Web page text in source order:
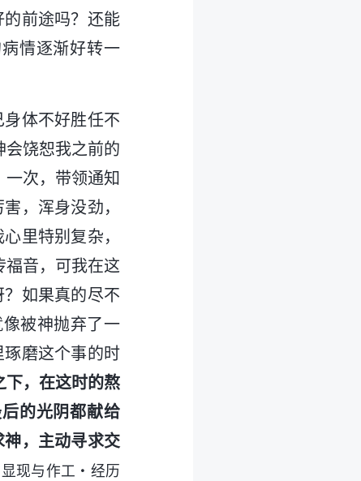
前途吗？还能
情逐渐好转一
体不好胜任不
会饶恕我之前的
次，带领通知
，浑身没劲，
里特别复杂，
福音，可我在这
如果真的尽不
被神抛弃了一
磨这个事的时
下，在这时的熬
的光阴都献给
，主动寻求交
现与作工・经历